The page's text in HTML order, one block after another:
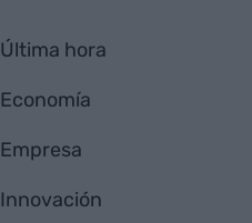
Última hora
Economía
Empresa
Innovación